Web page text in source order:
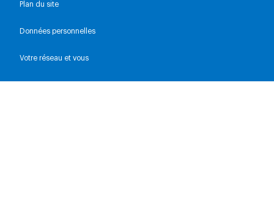
Plan du site
Données personnelles
Votre réseau et vous